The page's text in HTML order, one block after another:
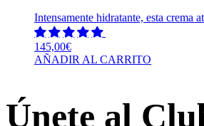
Intensamente hidratante, esta crema
145,00€
AÑADIR AL CARRITO
Únete al